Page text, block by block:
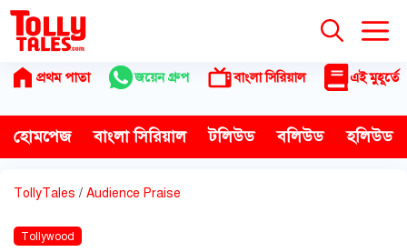
Skip
content
প্রথম পাতা জয়েন গ্রুপ বাংলা সিরিয়াল এই মুহূর্তে
হোমপেজ বাংলা সিরিয়াল টলিউড বলিউড হলিউড
TollyTales / Audience Praise
Tollywood